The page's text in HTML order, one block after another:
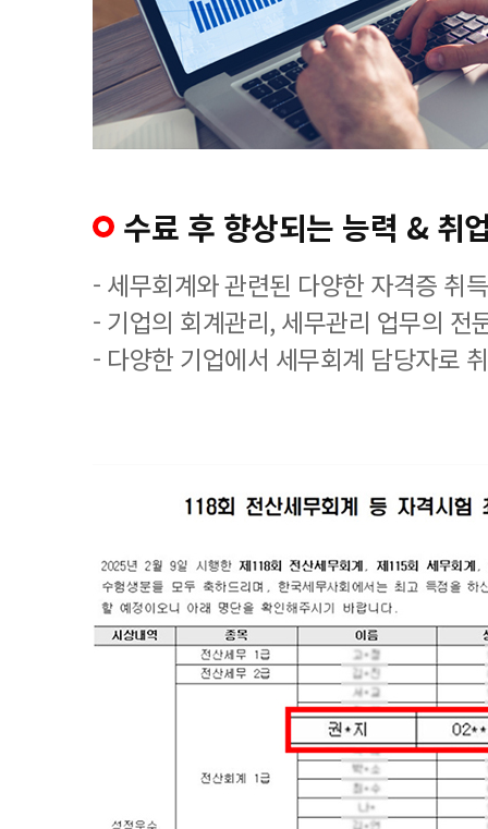
수료 후 향상되는 능력 & 취
- 세무회계와 관련된 다양한 자격증 취
- 기업의 회계관리, 세무관리 업무의 전
- 다양한 기업에서 세무회계 담당자로